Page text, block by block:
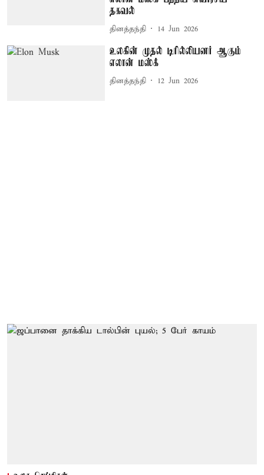
தகவல்
தினத்தந்தி 14 Jun 2026
உலகின் முதல் டிரில்லியனர் ஆகும்
எலான் மஸ்க்
தினத்தந்தி 12 Jun 2026